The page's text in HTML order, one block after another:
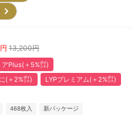
)
円 13,200円
アPlus(＋5%㌽)
(＋2%㌽)
LYPプレミアム(＋2%㌽)
468枚入 新パッケージ